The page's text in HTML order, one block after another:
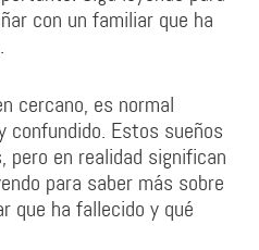
con un familiar que ha
cercano, es normal
Estos sueños
pero en realidad significan
para saber más sobre
que ha fallecido y qué